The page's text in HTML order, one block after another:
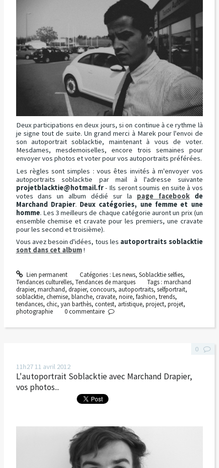
Deux participations en deux jours, si on continue à ce rythme là
je signe tout de suite. Un grand merci à Marek pour l'envoi de
son autoportrait soblacktie, maintenant à vous de voter.
Mesdames, mesdemoiselles, encore trois semaines pour
envoyer vos photos et voter pour vos autoportraits préférées.
Les règles sont simples : vous êtes invités à m'envoyer vos
autoportraits soblacktie par mail à l'adresse suivante
projetblacktie@hotmail.fr- Ils seront soumis en suite à vos
votes dans un album dédié sur la page facebookde
Marchand Drapier. Deux catégories, une femme et une
homme. Les 3 meilleurs de chaque catégorie auront un prix (un
ensemble chemise et cravate pour les premiers, une cravate
pour les second et troisième).
Vous avez besoin d'idées, tous les autoportraits soblacktie
sont dans cet album!
Lien permanent Catégories : Les news, Soblacktie selfies,
Tendances culturelles, Tendances de marques Tags :marchand
drapier, marchand, drapier, concours, autoportraits, selfportrait,
soblacktie, chemise, blanche, cravate, noire, fashion, trends,
tendances, chic, yan barthès, contest, artistique, project, projet,
photographie
0commentaire
11h2711 avril 2012
L'autoportrait Soblacktie avec Marchand Drapier,
vos photos...
0